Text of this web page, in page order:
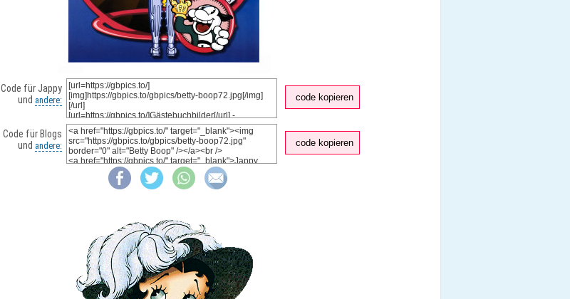
Code für Jappy
und andere: code kopieren
Code für Blogs
und andere: code kopieren